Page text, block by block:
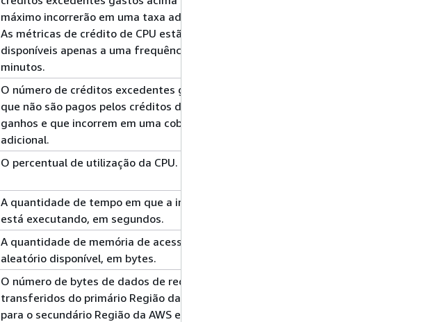
máximo incorrerão em uma taxa adicional.
As métricas de crédito de CPU estão
disponíveis apenas a uma frequência de 5
minutos.
O número de créditos excedentes gastos
que não são pagos pelos créditos de CPU
ganhos e que incorrem em uma cobrança
adicional.
O percentual de utilização da CPU.
A quantidade de tempo em que a instância
está executando, em segundos.
A quantidade de memória de acesso
aleatório disponível, em bytes.
O número de bytes de dados de redo log
transferidos do primário Região da AWS
para o secundário Região da AWS em um